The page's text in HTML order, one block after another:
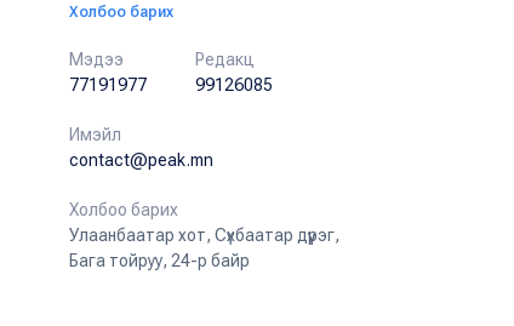
Холбоо барих
Мэдээ
77191977
Редакц
99126085
Имэйл
contact@peak.mn
Холбоо барих
Улаанбаатар хот, Сүхбаатар дүүрэг,
Бага тойруу, 24-р байр